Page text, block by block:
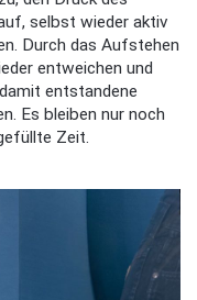
selbst wieder aktiv
Durch das Aufstehen
entweichen und
entstandene
Es bleiben nur noch
Zeit.